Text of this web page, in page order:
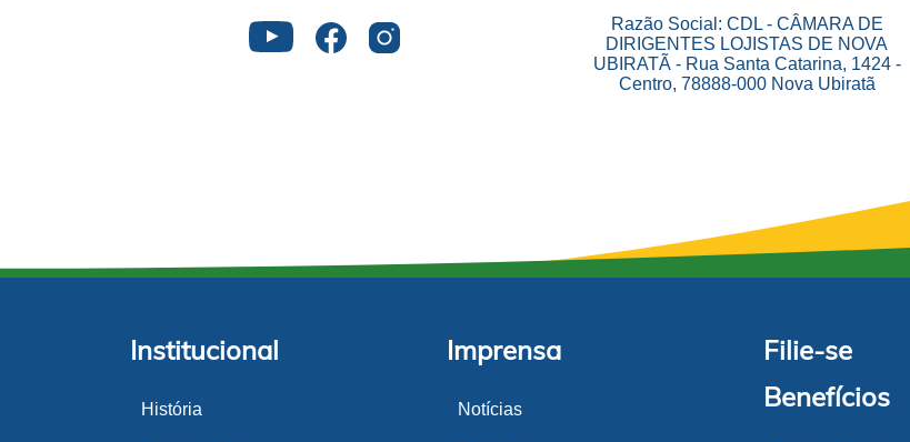
Razão Social: CDL - CÂMARA DE
DIRIGENTES LOJISTAS DE NOVA
UBIRATÃ - Rua Santa Catarina, 1424 -
Centro, 78888-000 Nova Ubiratã
Institucional
História
Imprensa
Notícias
Filie-se
Benefícios